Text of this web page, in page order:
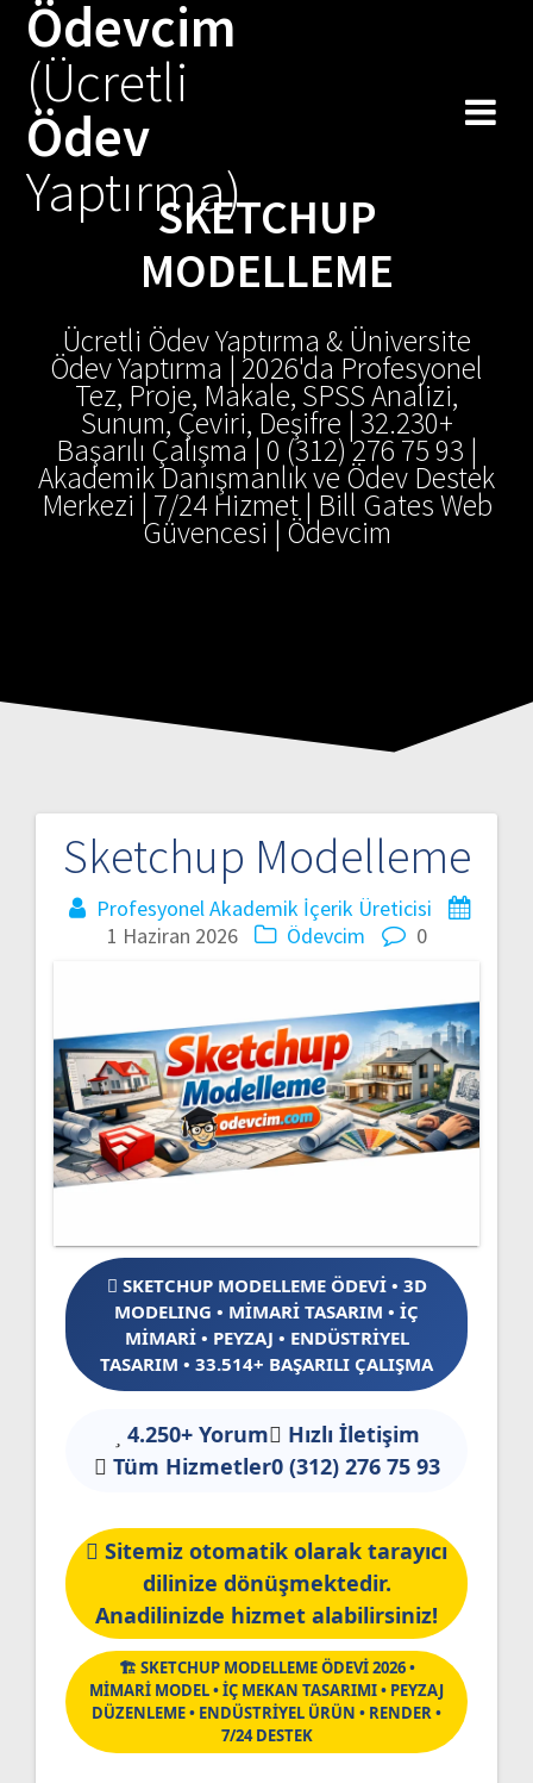
Ödevcim
(Ücretli
Ödev
Yaptırma)SKETCHUP
MODELLEME
Ücretli Ödev Yaptırma & Üniversite
Ödev Yaptırma | 2026'da Profesyonel
Tez, Proje, Makale, SPSS Analizi,
Sunum, Çeviri, Deşifre | 32.230+
Başarılı Çalışma | 0 (312) 276 75 93 |
Akademik Danışmanlık ve Ödev Destek
Merkezi | 7/24 Hizmet | Bill Gates Web
Güvencesi | Ödevcim
Sketchup Modelleme
Profesyonel Akademik İçerik Üreticisi
1 Haziran 2026
Ödevcim 0
SKETCHUP MODELLEME ÖDEVİ • 3D
MODELING • MİMARİ TASARIM • İÇ
MİMARİ • PEYZAJ • ENDÜSTRİYEL
TASARIM • 33.514+ BAŞARILI ÇALIŞMA
4.250+ Yorum
Hızlı İletişim
Tüm Hizmetler0 (312) 276 75 93
Sitemiz otomatik olarak tarayıcı
dilinize dönüşmektedir.
Anadilinizde hizmet alabilirsiniz!
🏗️ SKETCHUP MODELLEME ÖDEVİ 2026 •
MİMARİ MODEL • İÇ MEKAN TASARIMI • PEYZAJ
DÜZENLEME • ENDÜSTRİYEL ÜRÜN • RENDER •
7/24 DESTEK